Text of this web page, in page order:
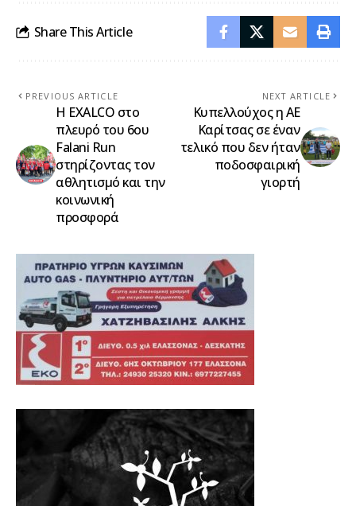
Share This Article
PREVIOUS ARTICLE
Η EXALCO στο
πλευρό του 6ου
Falani Run
στηρίζοντας τον
αθλητισμό και την
κοινωνική
προσφορά
NEXT ARTICLE
Κυπελλούχος η ΑΕ
Καρίτσας σε έναν
τελικό που δεν ήταν
ποδοσφαιρική
γιορτή